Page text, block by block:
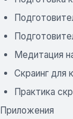
Медитация
Скраинг для
Практика
Приложения